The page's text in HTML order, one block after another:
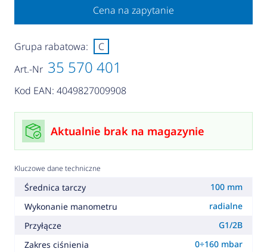
Cena na zapytanie
Art.-Nr 35 570 401
Kod EAN: 4049827009908
Grupa rabatowa: C
Aktualnie brak na magazynie
Kluczowe dane techniczne
Średnica tarczy
100 mm
Wykonanie manometru
radialne
Przyłącze
G1/2B
Zakres ciśnienia
0÷160 mbar